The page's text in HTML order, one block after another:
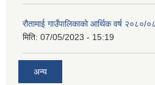
रौतामाई गाउँपालिकाको आर्थिक वर्ष २०८०/
मिति: 07/05/2023 - 15:19
अन्य